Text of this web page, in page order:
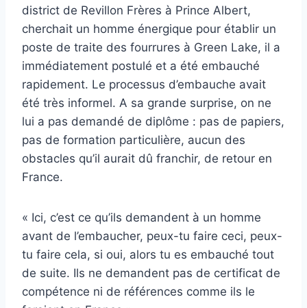
district de Revillon Frères à Prince Albert,
cherchait un homme énergique pour établir un
poste de traite des fourrures à Green Lake, il a
immédiatement postulé et a été embauché
rapidement. Le processus d’embauche avait
été très informel. A sa grande surprise, on ne
lui a pas demandé de diplôme : pas de papiers,
pas de formation particulière, aucun des
obstacles qu’il aurait dû franchir, de retour en
France.
« Ici, c’est ce qu’ils demandent à un homme
avant de l’embaucher, peux-tu faire ceci, peux-
tu faire cela, si oui, alors tu es embauché tout
de suite. Ils ne demandent pas de certificat de
compétence ni de références comme ils le